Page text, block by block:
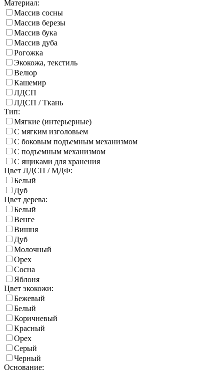
Материал:
Массив сосны
Массив березы
Массив бука
Массив дуба
Рогожка
Экокожа, текстиль
Велюр
Кашемир
ЛДСП
ЛДСП / Ткань
Тип:
Мягкие (интерьерные)
С мягким изголовьем
С боковым подъемным механизмом
С подъемным механизмом
С ящиками для хранения
Цвет ЛДСП / МДФ:
Белый
Дуб
Цвет дерева:
Белый
Венге
Вишня
Дуб
Молочный
Орех
Сосна
Яблоня
Цвет экокожи:
Бежевый
Белый
Коричневый
Красный
Орех
Серый
Черный
Основание: